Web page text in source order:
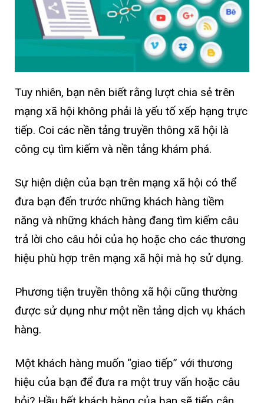
Tuy nhiên, bạn nên biết rằng lượt chia sẻ trên
mạng xã hội không phải là yếu tố xếp hạng trực
tiếp. Coi các nền tảng truyền thông xã hội là
công cụ tìm kiếm và nền tảng khám phá.
Sự hiện diện của bạn trên mạng xã hội có thể
đưa bạn đến trước những khách hàng tiềm
năng và những khách hàng đang tìm kiếm câu
trả lời cho câu hỏi của họ hoặc cho các thương
hiệu phù hợp trên mạng xã hội mà họ sử dụng.
Phương tiện truyền thông xã hội cũng thường
được sử dụng như một nền tảng dịch vụ khách
hàng.
Một khách hàng muốn “giao tiếp” với thương
hiệu của bạn để đưa ra một truy vấn hoặc câu